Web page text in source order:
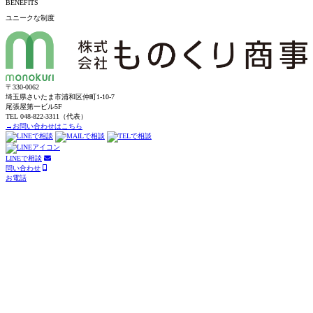
BENEFITS
ユニークな制度
〒330-0062
埼玉県さいたま市浦和区仲町1-10-7
尾張屋第一ビル5F
TEL 048-822-3311（代表）
→お問い合わせはこちら
LINEで相談
問い合わせ
お電話